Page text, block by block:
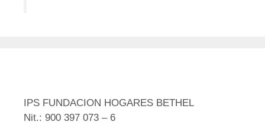
IPS FUNDACION HOGARES BETHEL
Nit.: 900 397 073 – 6